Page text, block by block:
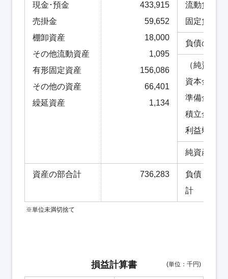
※単位未満切捨て
現金･預金
売掛金
棚卸資産
その他流動資産
有形固定資産
その他の資産
繰延資産
433,915
59,652
18,000
1,095
156,086
66,401
1,134
流動負債
固定負債
負債の部合
（純資産
資本金
準備金
積立金
利益剰余金
純資産の部
資産の部合計 736,283
負債・純資
計
損益計算書 (単位：千円)